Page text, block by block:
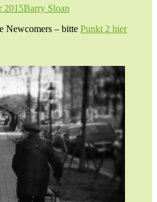
2015Barry Sloan
Newcomers – bitte Punkt 2 hier